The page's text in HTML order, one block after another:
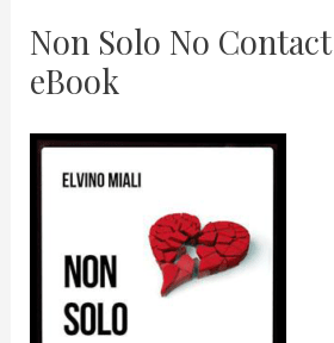
Non Solo No
eBook